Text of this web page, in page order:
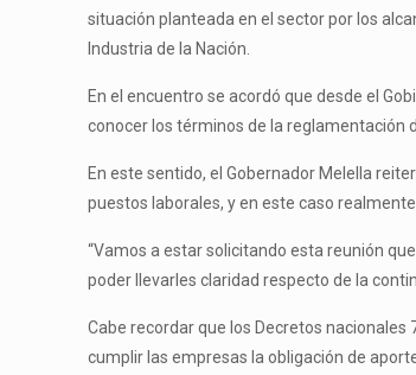
situación planteada en el sector por los
Industria de la Nación.
En el encuentro se acordó que desde el
conocer los términos de la reglamentación
En este sentido, el Gobernador Melella
puestos laborales, y en este caso
“Vamos a estar solicitando esta reunión
poder llevarles claridad respecto de la
Cabe recordar que los Decretos
cumplir las empresas la obligación de